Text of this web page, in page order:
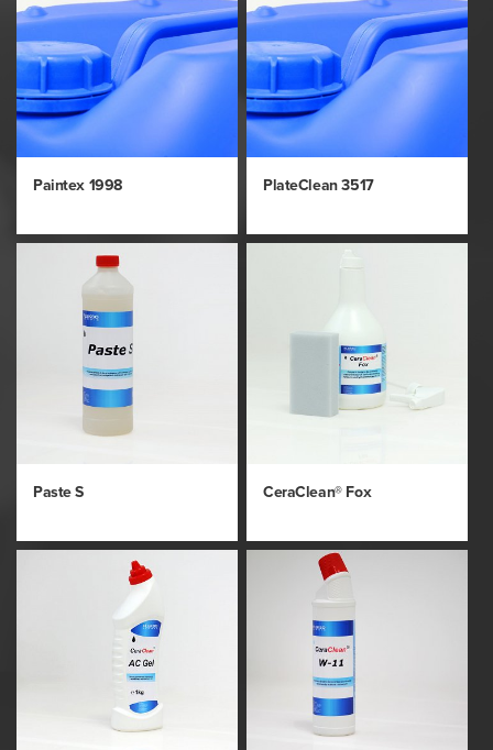
Paintex 1998 PlateClean 3517
Paste S CeraClean® Fox